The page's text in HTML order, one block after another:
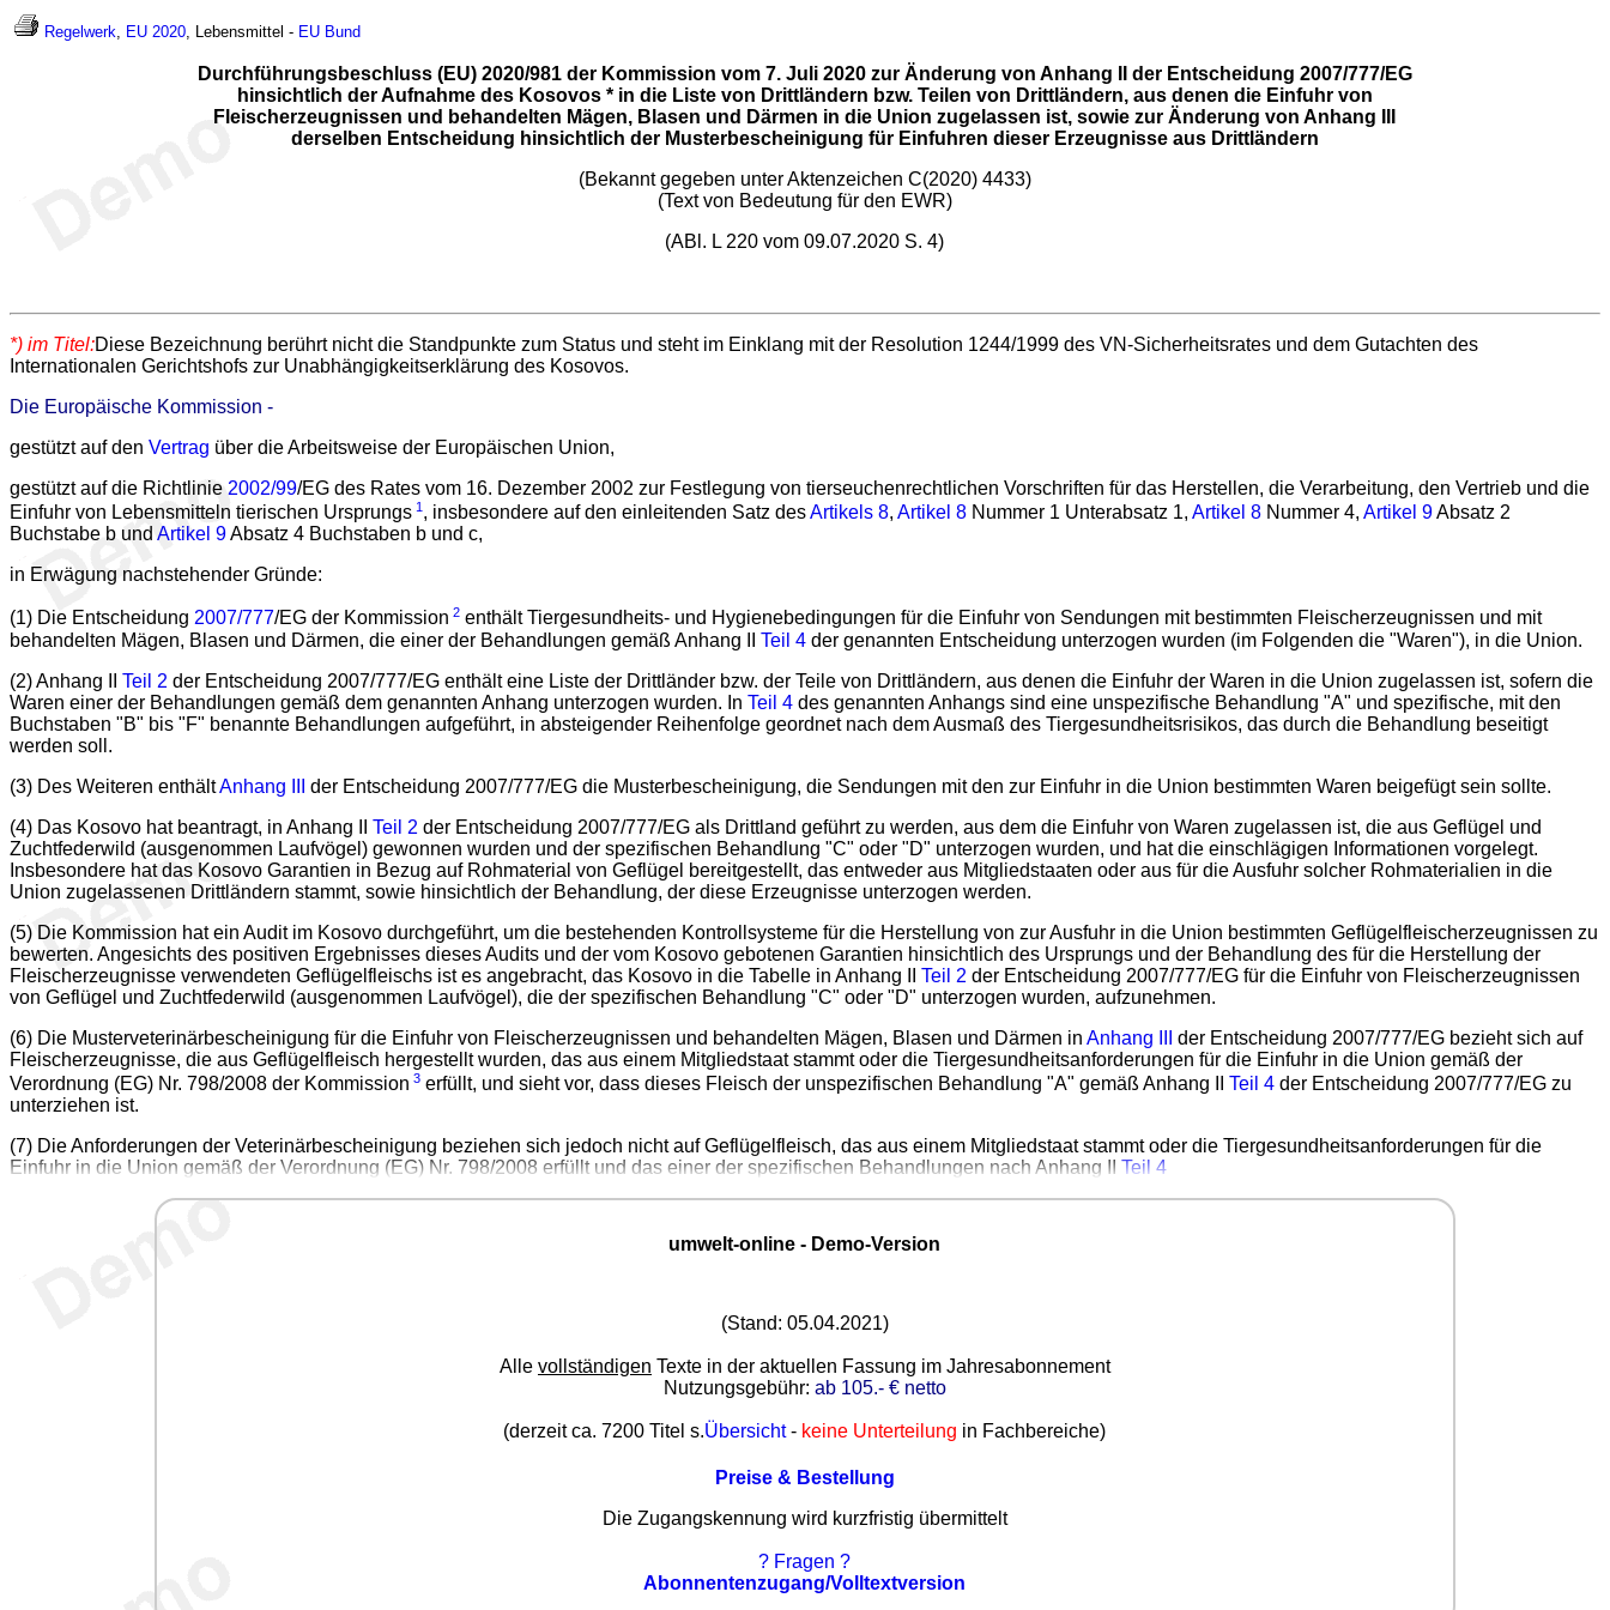
Regelwerk, EU 2020, Lebensmittel - EU Bund
Durchführungsbeschluss (EU) 2020/981 der Kommission vom 7. Juli 2020 zur Änderung von Anhang II der Entscheidung 2007/777/EG
hinsichtlich der Aufnahme des Kosovos * in die Liste von Drittländern bzw. Teilen von Drittländern, aus denen die Einfuhr von
Fleischerzeugnissen und behandelten Mägen, Blasen und Därmen in die Union zugelassen ist, sowie zur Änderung von Anhang III
derselben Entscheidung hinsichtlich der Musterbescheinigung für Einfuhren dieser Erzeugnisse aus Drittländern
(Bekannt gegeben unter Aktenzeichen C(2020) 4433)
(Text von Bedeutung für den EWR)
(ABl. L 220 vom 09.07.2020 S. 4)
*) im Titel:Diese Bezeichnung berührt nicht die Standpunkte zum Status und steht im Einklang mit der Resolution 1244/1999 des VN-Sicherheitsrates und dem Gutachten des
Internationalen Gerichtshofs zur Unabhängigkeitserklärung des Kosovos.
Die Europäische Kommission -
gestützt auf den Vertrag über die Arbeitsweise der Europäischen Union,
gestützt auf die Richtlinie 2002/99/EG des Rates vom 16. Dezember 2002 zur Festlegung von tierseuchenrechtlichen Vorschriften für das Herstellen, die Verarbeitung, den Vertrieb und die
Einfuhr von Lebensmitteln tierischen Ursprungs 1 , insbesondere auf den einleitenden Satz desArtikels 8, Artikel 8 Nummer 1 Unterabsatz 1, Artikel 8 Nummer 4, Artikel 9Absatz 2
Buchstabe b und Artikel 9Absatz 4 Buchstaben b und c,
in Erwägung nachstehender Gründe:
(1) Die Entscheidung 2007/777/EG der Kommission 2 enthält Tiergesundheits- und Hygienebedingungen für die Einfuhr von Sendungen mit bestimmten Fleischerzeugnissen und mit
behandelten Mägen, Blasen und Därmen, die einer der Behandlungen gemäß Anhang II Teil 4 der genannten Entscheidung unterzogen wurden (im Folgenden die "Waren"), in die Union.
(2) Anhang II Teil 2 der Entscheidung 2007/777/EG enthält eine Liste der Drittländer bzw. der Teile von Drittländern, aus denen die Einfuhr der Waren in die Union zugelassen ist, sofern die
Waren einer der Behandlungen gemäß dem genannten Anhang unterzogen wurden. In Teil 4 des genannten Anhangs sind eine unspezifische Behandlung "A" und spezifische, mit den
Buchstaben "B" bis "F" benannte Behandlungen aufgeführt, in absteigender Reihenfolge geordnet nach dem Ausmaß des Tiergesundheitsrisikos, das durch die Behandlung beseitigt
werden soll.
(3) Des Weiteren enthältAnhang III
der Entscheidung 2007/777/EG die Musterbescheinigung, die Sendungen mit den zur Einfuhr in die Union bestimmten Waren beigefügt sein sollte.
(4) Das Kosovo hat beantragt, in Anhang II Teil 2 der Entscheidung 2007/777/EG als Drittland geführt zu werden, aus dem die Einfuhr von Waren zugelassen ist, die aus Geflügel und
Zuchtfederwild (ausgenommen Laufvögel) gewonnen wurden und der spezifischen Behandlung "C" oder "D" unterzogen wurden, und hat die einschlägigen Informationen vorgelegt.
Insbesondere hat das Kosovo Garantien in Bezug auf Rohmaterial von Geflügel bereitgestellt, das entweder aus Mitgliedstaaten oder aus für die Ausfuhr solcher Rohmaterialien in die
Union zugelassenen Drittländern stammt, sowie hinsichtlich der Behandlung, der diese Erzeugnisse unterzogen werden.
(5) Die Kommission hat ein Audit im Kosovo durchgeführt, um die bestehenden Kontrollsysteme für die Herstellung von zur Ausfuhr in die Union bestimmten Geflügelfleischerzeugnissen zu
bewerten. Angesichts des positiven Ergebnisses dieses Audits und der vom Kosovo gebotenen Garantien hinsichtlich des Ursprungs und der Behandlung des für die Herstellung der
Fleischerzeugnisse verwendeten Geflügelfleischs ist es angebracht, das Kosovo in die Tabelle in Anhang II Teil 2 der Entscheidung 2007/777/EG für die Einfuhr von Fleischerzeugnissen
von Geflügel und Zuchtfederwild (ausgenommen Laufvögel), die der spezifischen Behandlung "C" oder "D" unterzogen wurden, aufzunehmen.
(6) Die Musterveterinärbescheinigung für die Einfuhr von Fleischerzeugnissen und behandelten Mägen, Blasen und Därmen in Anhang III
der Entscheidung 2007/777/EG bezieht sich auf
Fleischerzeugnisse, die aus Geflügelfleisch hergestellt wurden, das aus einem Mitgliedstaat stammt oder die Tiergesundheitsanforderungen für die Einfuhr in die Union gemäß der
Verordnung (EG) Nr. 798/2008 der Kommission 3 erfüllt, und sieht vor, dass dieses Fleisch der unspezifischen Behandlung "A" gemäß Anhang II Teil 4 der Entscheidung 2007/777/EG zu
unterziehen ist.
(7) Die Anforderungen der Veterinärbescheinigung beziehen sich jedoch nicht auf Geflügelfleisch, das aus einem Mitgliedstaat stammt oder die Tiergesundheitsanforderungen für die
Einfuhr in die Union gemäß der Verordnung (EG) Nr. 798/2008 erfüllt und das einer der spezifischen Behandlungen nach Anhang II Teil 4
umwelt-online - Demo-Version
(Stand: 05.04.2021)
Alle vollständigen Texte in der aktuellen Fassung im Jahresabonnement
Nutzungsgebühr: ab 105.- € netto
(derzeit ca. 7200 Titel s.Übersicht- keine Unterteilung in Fachbereiche)
Preise & Bestellung
Die Zugangskennung wird kurzfristig übermittelt
? Fragen ?
Abonnentenzugang/Volltextversion